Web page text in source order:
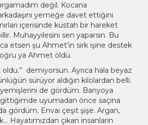
değil. Kocana
yemeğe davet ettiğini
içerisinde küstah bir hareket
Muhayyilesini sen yaparsın. Bu
etsen şu Ahmet’in sirk işine destek
ya Ahmet öldü.
demiyorsun. Ayrıca hala beyaz
sürüyor aldığın kilolardan belli.
de gördüm. Banyoya
uyumadan önce saçına
gördüm. Envai çeşit şişe. Argan,
Hayatımızdan çıkan insanların